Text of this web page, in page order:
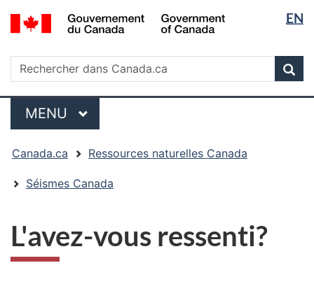
Passer
au
principal
Passer
à
sujet
du
gouvernement »
Passer
à
version
HTML
simplifiée
la
langue
EN
Rechercher
Rechercher
dans
Canada.ca
Menu
MENU PRINCIPAL
êtes
ici
Canada.ca Ressources naturelles Canada
Séismes Canada
L'avez-vous ressenti?